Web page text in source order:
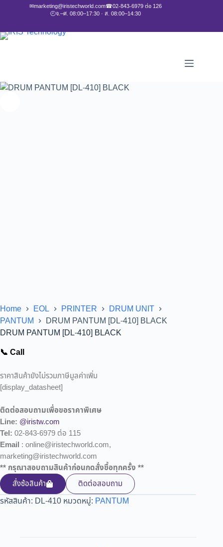
✉marketing@iristechworld.com☎02-843-6979 ต่อ 126
🕘จ.–ศ. 08:00–17:30 · ส. 08:00–14:30
Home EOL PRINTER
DRUM UNIT
PANTUM
DRUM PANTUM [DL-410] BLACK
DRUM PANTUM [DL-410] BLACK
📞 Call
ราคาสินค้ายังไม่รวมภาษีมูลค่าเพิ่ม
[display_datasheet]
ติดต่อสอบถามเพื่อขอราคาพิเศษ
Line: @iristw.com
Tel: 02-843-6979 ต่อ 115
Email : online@iristechworld.com,
marketing@iristechworld.com
** กรุณาสอบถามสินค้าก่อนกดสั่งซื้อทุกครั้ง **
สั่งซ้อสินค้า
ติดต่อสอบถาม
รหัสสินค้า: DL-410 หมวดหมู่: PANTUM